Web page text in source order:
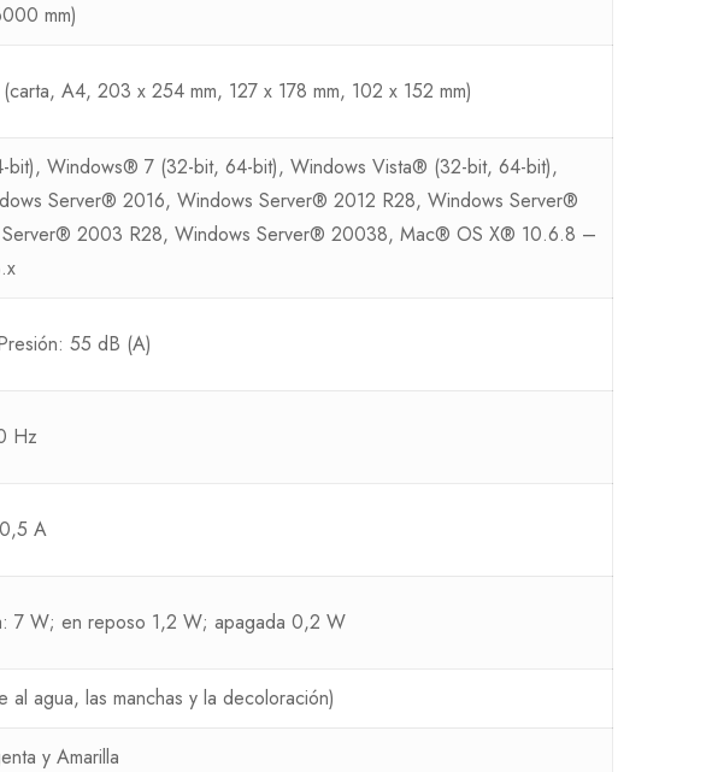
mm)
A4, 203 x 254 mm, 127 x 178 mm, 102 x 152 mm)
Windows® 7 (32-bit, 64-bit), Windows Vista® (32-bit, 64-bit),
Server® 2016, Windows Server® 2012 R28, Windows Server®
2003 R28, Windows Server® 20038, Mac® OS X® 10.6.8 –
55 dB (A)
Hz
A
7 W; en reposo 1,2 W; apagada 0,2 W
al agua, las manchas y la decoloración)
y Amarilla